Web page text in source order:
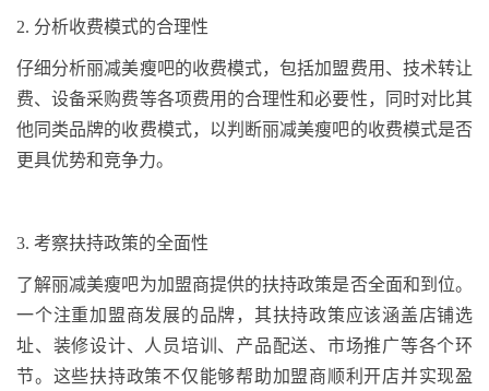
2. 分析收费模式的合理性
仔细分析丽减美瘦吧的收费模式，包括加盟费用、技术转让
费、设备采购费等各项费用的合理性和必要性，同时对比其
他同类品牌的收费模式，以判断丽减美瘦吧的收费模式是否
更具优势和竞争力。
3. 考察扶持政策的全面性
了解丽减美瘦吧为加盟商提供的扶持政策是否全面和到位。
一个注重加盟商发展的品牌，其扶持政策应该涵盖店铺选
址、装修设计、人员培训、产品配送、市场推广等各个环
节。这些扶持政策不仅能够帮助加盟商顺利开店并实现盈